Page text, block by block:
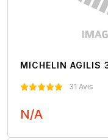
MICHELIN AGILIS
31 Avis
N/A